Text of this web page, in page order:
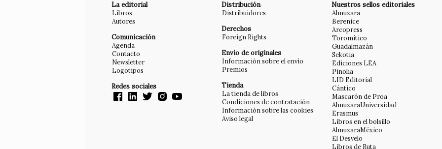
La editorial
Libros
Autores
Comunicación
Agenda
Contacto
Newsletter
Logotipos
Redes sociales
Distribución
Distribuidores
Derechos
Foreign Rights
Envío de originales
Información sobre el envío
Premios
Tienda
La tienda de libros
Condiciones de contratación
Información sobre las cookies
Aviso legal
Nuestros sellos editoriales
Almuzara
Berenice
Arcopress
Toromítico
Guadalmazán
Sekotia
Ediciones LEA
Pinolia
LID Editorial
Cántico
Mascarón de Proa
AlmuzaraUniversidad
Erasmus
Libros en el bolsillo
AlmuzaraMéxico
El Desvelo
Libros de Ruta